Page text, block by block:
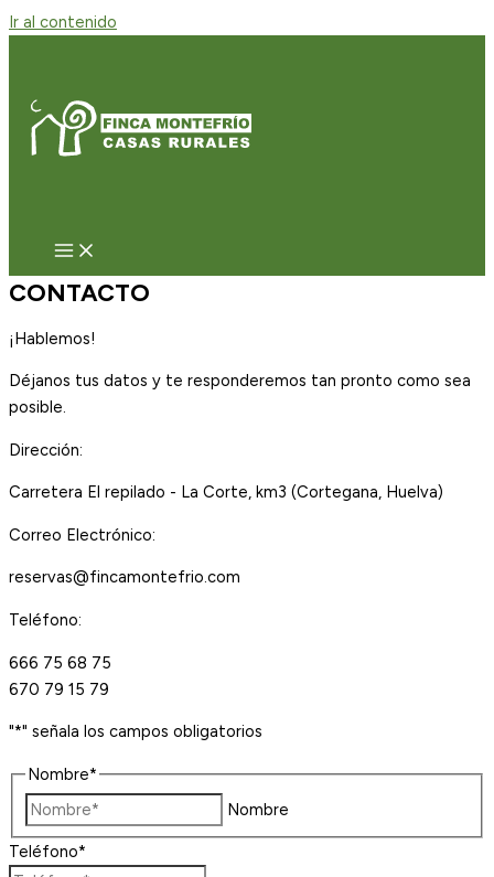
Ir al contenido
CONTACTO
¡Hablemos!
Déjanos tus datos y te responderemos tan pronto como sea
posible.
Dirección:
Carretera El repilado - La Corte, km3 (Cortegana, Huelva)
Correo Electrónico:
reservas@fincamontefrio.com
Teléfono:
666 75 68 75
670 79 15 79
"*" señala los campos obligatorios
Nombre*
Nombre
Teléfono*